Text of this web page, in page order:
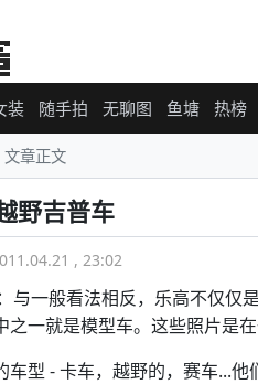
装 随手拍 无聊图 鱼塘 热榜
文章正文
野吉普车
, 23:02
与一般看法相反，乐高不仅仅
之一就是模型车。这些照片是
车型 - 卡车，越野的，赛车...